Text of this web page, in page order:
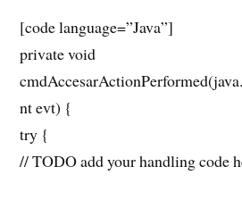
[code language=”Java”]
private void
nt evt) {
try {
// TODO add your handling code